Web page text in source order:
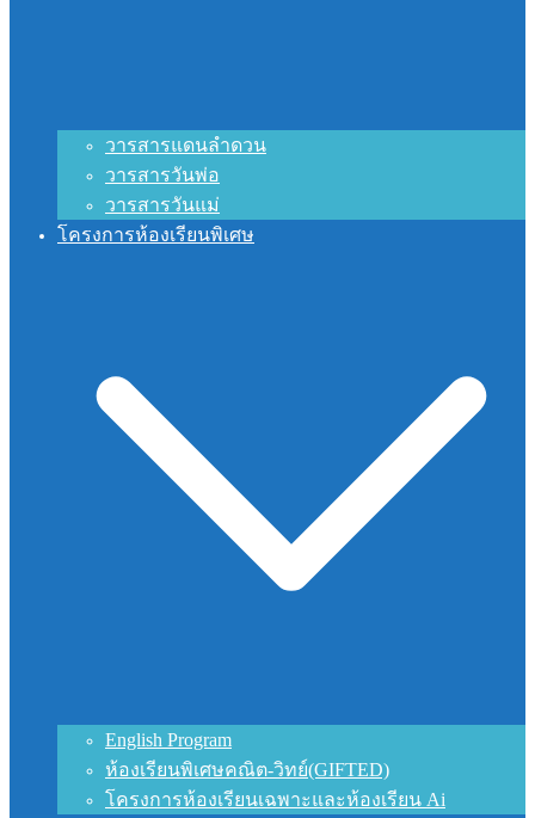
วารสารแดนลำดวน
วารสารวันพ่อ
วารสารวันแม่
โครงการห้องเรียนพิเศษ
English Program
ห้องเรียนพิเศษคณิต-วิทย์(GIFTED)
โครงการห้องเรียนเฉพาะและห้องเรียน Ai